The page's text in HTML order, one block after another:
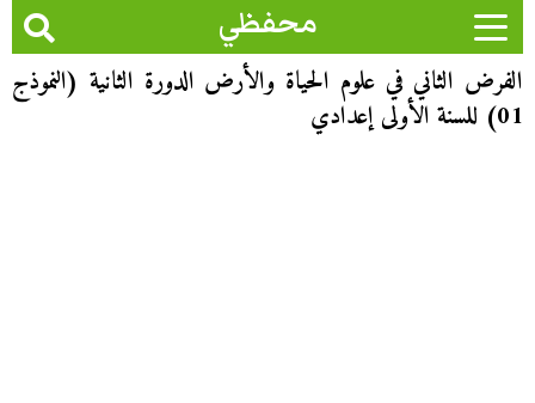
محفظي
الفرض الثاني في علوم الحياة والأرض الدورة الثانية (النموذج
01) للسنة الأولى إعدادي